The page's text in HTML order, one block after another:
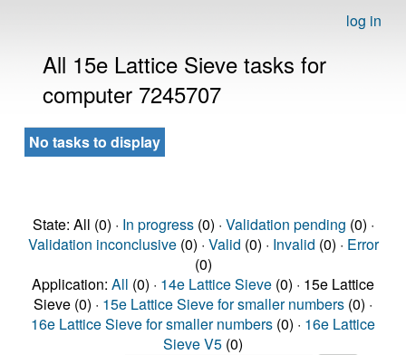
log in
All 15e Lattice Sieve tasks for
computer 7245707
No tasks to display
State: All (0) · In progress(0) · Validation pending (0) ·
Validation inconclusive(0) · Valid (0) · Invalid (0) · Error
(0)
Application: All (0) · 14e Lattice Sieve (0) · 15e Lattice
Sieve (0) · 15e Lattice Sieve for smaller numbers (0) ·
16e Lattice Sieve for smaller numbers (0) · 16e Lattice
Sieve V5 (0)